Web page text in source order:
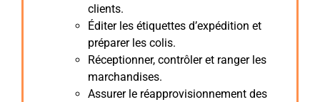
clients.
Éditer les étiquettes d’expédition et
préparer les colis.
Réceptionner, contrôler et ranger les
marchandises.
Assurer le réapprovisionnement des